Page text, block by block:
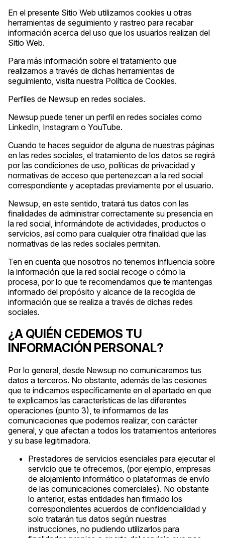
En el presente Sitio Web utilizamos cookies u otras
herramientas de seguimiento y rastreo para recabar
información acerca del uso que los usuarios realizan del
Sitio Web.
Para más información sobre el tratamiento que
realizamos a través de dichas herramientas de
seguimiento, visita nuestra Política de Cookies.
Perfiles de Newsup en redes sociales.
Newsup puede tener un perfil en redes sociales como
LinkedIn, Instagram o YouTube.
Cuando te haces seguidor de alguna de nuestras páginas
en las redes sociales, el tratamiento de los datos se regirá
por las condiciones de uso, políticas de privacidad y
normativas de acceso que pertenezcan a la red social
correspondiente y aceptadas previamente por el usuario.
Newsup, en este sentido, tratará tus datos con las
finalidades de administrar correctamente su presencia en
la red social, informándote de actividades, productos o
servicios, así como para cualquier otra finalidad que las
normativas de las redes sociales permitan.
Ten en cuenta que nosotros no tenemos influencia sobre
la información que la red social recoge o cómo la
procesa, por lo que te recomendamos que te mantengas
informado del propósito y alcance de la recogida de
información que se realiza a través de dichas redes
sociales.
¿A QUIÉN CEDEMOS TU
INFORMACIÓN PERSONAL?
Por lo general, desde Newsup no comunicaremos tus
datos a terceros. No obstante, además de las cesiones
que te indicamos específicamente en el apartado en que
te explicamos las características de las diferentes
operaciones (punto 3), te informamos de las
comunicaciones que podemos realizar, con carácter
general, y que afectan a todos los tratamientos anteriores
y su base legitimadora.
Prestadores de servicios esenciales para ejecutar el
servicio que te ofrecemos, (por ejemplo, empresas
de alojamiento informático o plataformas de envío
de las comunicaciones comerciales). No obstante
lo anterior, estas entidades han firmado los
correspondientes acuerdos de confidencialidad y
solo tratarán tus datos según nuestras
instrucciones, no pudiendo utilizarlos para